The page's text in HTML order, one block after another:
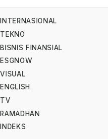
INTERNASIONAL
TEKNO
BISNIS FINANSIAL
ESGNOW
VISUAL
ENGLISH
TV
RAMADHAN
INDEKS